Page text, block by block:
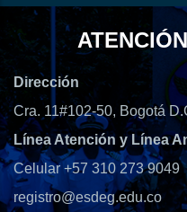
Dirección
Cra. 11#102-50, Bogotá
Línea Atención y Línea
Celular +57 310 273 9049
registro@esdeg.edu.co